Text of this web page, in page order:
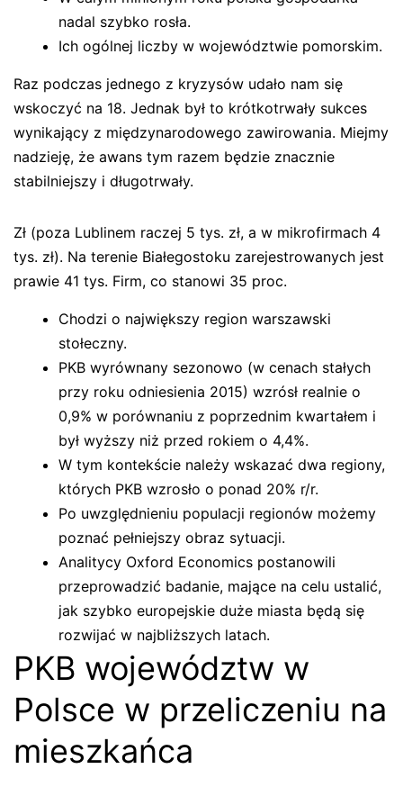
nadal szybko rosła.
Ich ogólnej liczby w województwie pomorskim.
Raz podczas jednego z kryzysów udało nam się
wskoczyć na 18. Jednak był to krótkotrwały sukces
wynikający z międzynarodowego zawirowania. Miejmy
nadzieję, że awans tym razem będzie znacznie
stabilniejszy i długotrwały.
Zł (poza Lublinem raczej 5 tys. zł, a w mikrofirmach 4
tys. zł). Na terenie Białegostoku zarejestrowanych jest
prawie 41 tys. Firm, co stanowi 35 proc.
Chodzi o największy region warszawski
stołeczny.
PKB wyrównany sezonowo (w cenach stałych
przy roku odniesienia 2015) wzrósł realnie o
0,9% w porównaniu z poprzednim kwartałem i
był wyższy niż przed rokiem o 4,4%.
W tym kontekście należy wskazać dwa regiony,
których PKB wzrosło o ponad 20% r/r.
Po uwzględnieniu populacji regionów możemy
poznać pełniejszy obraz sytuacji.
Analitycy Oxford Economics postanowili
przeprowadzić badanie, mające na celu ustalić,
jak szybko europejskie duże miasta będą się
rozwijać w najbliższych latach.
PKB województw w
Polsce w przeliczeniu na
mieszkańca